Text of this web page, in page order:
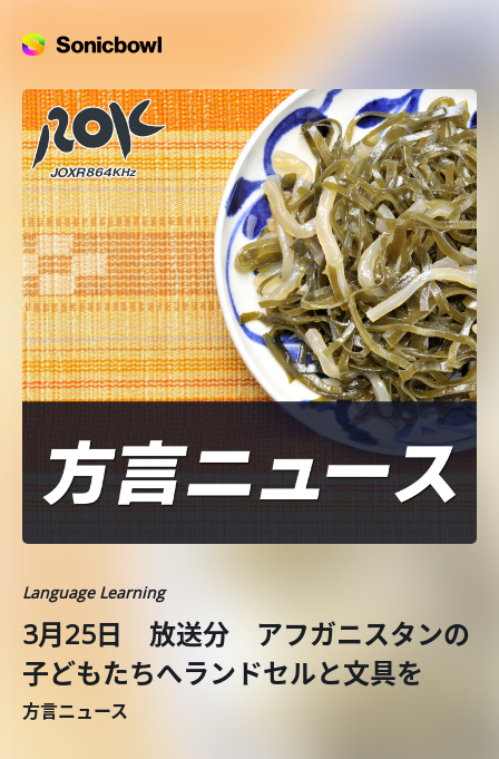
Language Learning
3月25日 放送分 アフガニスタンの
子どもたちへランドセルと文具を
方言ニュース